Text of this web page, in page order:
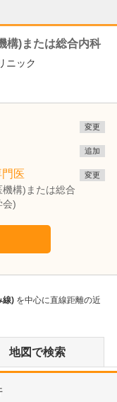
構)または総合内科
ニック
変更
追加
医
構)または総合
会)
変更
線) を中心に直線距離の近
地図で検索